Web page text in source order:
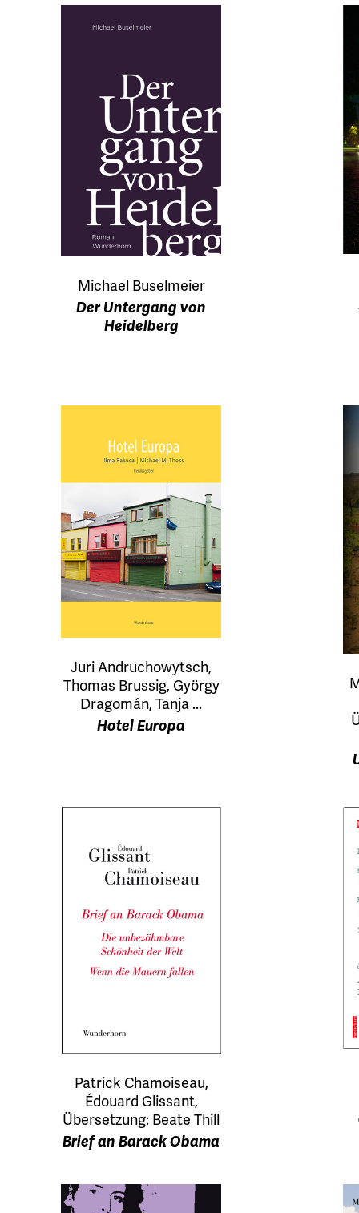
Michael Buselmeier
Der Untergang von
Heidelberg
Juri Andruchowytsch,
Thomas Brussig, György
Dragomán, Tanja ...
Hotel Europa
Patrick Chamoiseau,
Édouard Glissant,
Übersetzung: Beate Thill
Brief an Barack Obama